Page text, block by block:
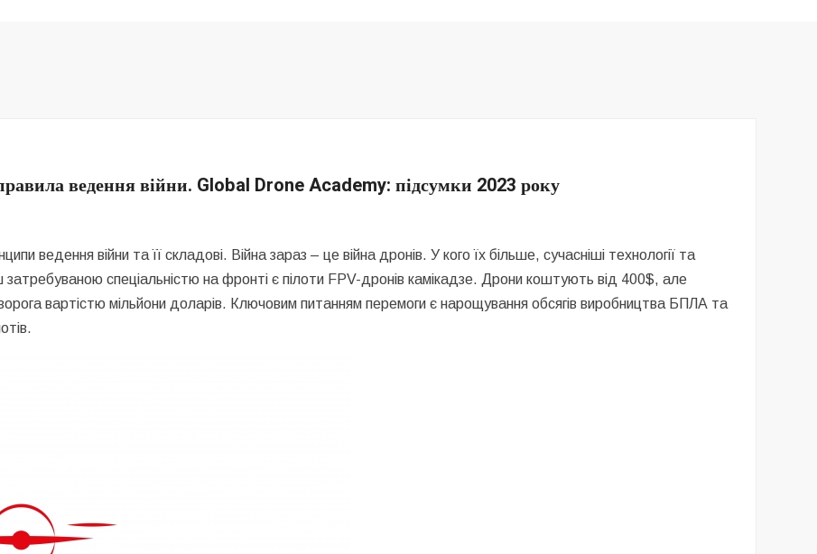
ведення війни. Global Drone Academy: підсумки 2023 року
ведення війни та її складові. Війна зараз – це війна дронів. У кого їх більше, сучасніші технології та
затребуваною спеціальністю на фронті є пілоти FPV-дронів камікадзе. Дрони коштують від 400$, але
вартістю мільйони доларів. Ключовим питанням перемоги є нарощування обсягів виробництва БПЛА та